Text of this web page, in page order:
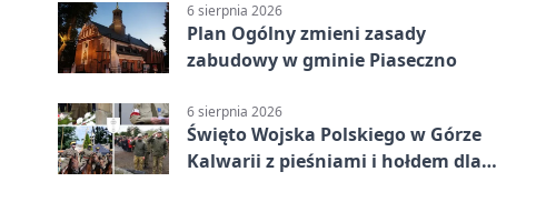
6 sierpnia 2026
Plan Ogólny zmieni zasady
zabudowy w gminie Piaseczno
6 sierpnia 2026
Święto Wojska Polskiego w Górze
Kalwarii z pieśniami i hołdem dla